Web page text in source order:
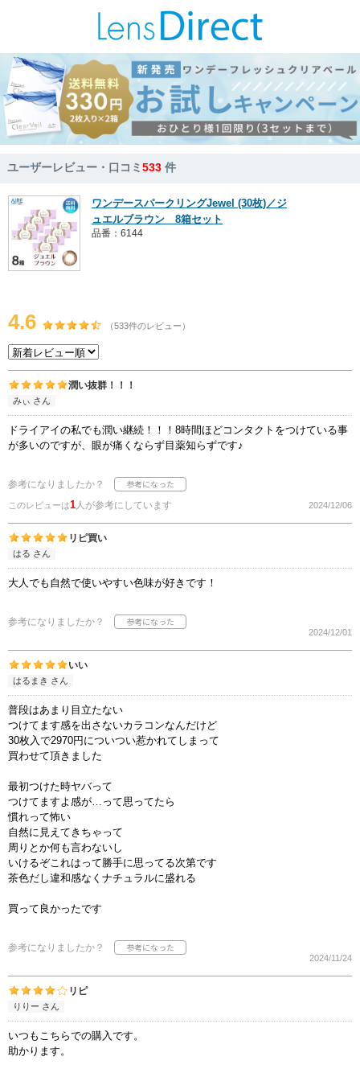
ユーザーレビュー・口コミ533 件
ワンデースパークリングJewel (30枚)／ジ
ュエルブラウン 8箱セット
品番：6144
4.6 （533件のレビュー）
潤い抜群！！！
みぃ さん
ドライアイの私でも潤い継続！！！8時間ほどコンタクトをつけている事
が多いのですが、眼が痛くならず目薬知らずです♪
参考になりましたか？
このレビューは1人が参考にしています 2024/12/06
リピ買い
はる さん
大人でも自然で使いやすい色味が好きです！
参考になりましたか？
2024/12/01
いい
はるまき さん
普段はあまり目立たない
つけてます感を出さないカラコンなんだけど
30枚入で2970円についつい惹かれてしまって
買わせて頂きました
最初つけた時ヤバって
つけてますよ感が…って思ってたら
慣れって怖い
自然に見えてきちゃって
周りとか何も言わないし
いけるぞこれはって勝手に思ってる次第です
茶色だし違和感なくナチュラルに盛れる
買って良かったです
参考になりましたか？
2024/11/24
リピ
りりー さん
いつもこちらでの購入です。
助かります。